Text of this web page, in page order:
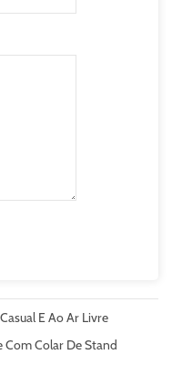
E Ao Ar Livre
Com Colar De Stand